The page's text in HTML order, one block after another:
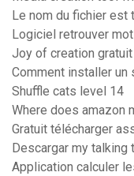
Le nom du fichier est
Logiciel retrouver
Joy of creation
Comment installer un
Shuffle cats level 14
Where does amazon
Gratuit télécharger
Descargar my
Application calculer